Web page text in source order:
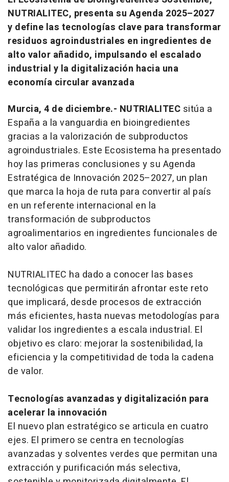
NUTRIALITEC, presenta su Agenda 2025–2027
y define las tecnologías clave para transformar
residuos agroindustriales en ingredientes de
alto valor añadido, impulsando el escalado
industrial y la digitalización hacia una
economía circular avanzada
Murcia, 4 de diciembre.- NUTRIALITEC sitúa a
España a la vanguardia en bioingredientes
gracias a la valorización de subproductos
agroindustriales. Este Ecosistema ha presentado
hoy las primeras conclusiones y su Agenda
Estratégica de Innovación 2025–2027, un plan
que marca la hoja de ruta para convertir al país
en un referente internacional en la
transformación de subproductos
agroalimentarios en ingredientes funcionales de
alto valor añadido.
NUTRIALITEC ha dado a conocer las bases
tecnológicas que permitirán afrontar este reto
que implicará, desde procesos de extracción
más eficientes, hasta nuevas metodologías para
validar los ingredientes a escala industrial. El
objetivo es claro: mejorar la sostenibilidad, la
eficiencia y la competitividad de toda la cadena
de valor.
Tecnologías avanzadas y digitalización para
acelerar la innovación
El nuevo plan estratégico se articula en cuatro
ejes. El primero se centra en tecnologías
avanzadas y solventes verdes que permitan una
extracción y purificación más selectiva,